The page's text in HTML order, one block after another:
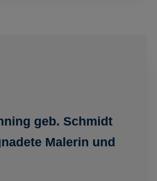
geb. Schmidt
Malerin und